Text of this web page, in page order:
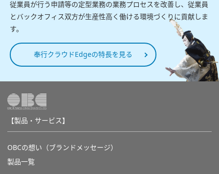
従業員が行う申請等の定型業務の業務プロセスを改善し、従業員
とバックオフィス双方が生産性高く働ける環境づくりに貢献しま
す。
奉行クラウドEdgeの特長を見る
【製品・サービス】
OBCの想い（ブランドメッセージ）
製品一覧